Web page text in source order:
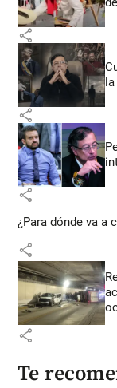
share
share
share
¿Para dónde va a
share
share
Te